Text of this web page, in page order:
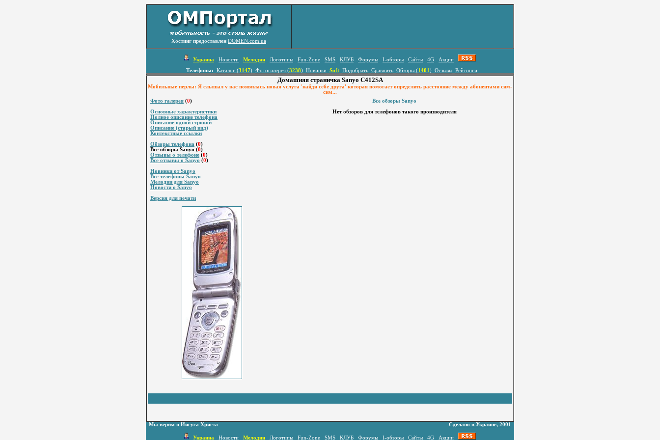
Хостинг предоставлен DOMEN.com.ua
Украина Новости Мелодии Логотипы Fun-Zone SMS КЛУБ Форумы I-обзоры Сайты 4G
Акции
Телефоны:
Каталог (3147) Фотогалерея (3238) Новинки Soft Подобрать Сравнить Обзоры (1401 ) Отзывы Рейтинги
Домашняя страничка Sanyo C412SA
Мобильные перлы: Я слышал у вас появилась новая услуга 'найди себе друга' которая помогает определить расстояние между абонентами сим-
сим...
Фото галерея (0)
Основные характеристики
Полное описание телефона
Описание одной строкой
Описание (старый вид)
Контекстные ссылки
Обзоры телефона (0)
Все обзоры Sanyo (0)
Отзывы о телефоне (0)
Все отзывы о Sanyo (0)
Новинки от Sanyo
Все телефоны Sanyo
Мелодии для Sanyo
Новости о Sanyo
Версия для печати
Все обзоры Sanyo
Нет обзоров для телефонов такого производителя
Мы верим в Иисуса Христа Сделано в Украине, 2001
Украина Новости Мелодии Логотипы Fun-Zone SMS КЛУБ Форумы I-обзоры Сайты 4G Акции